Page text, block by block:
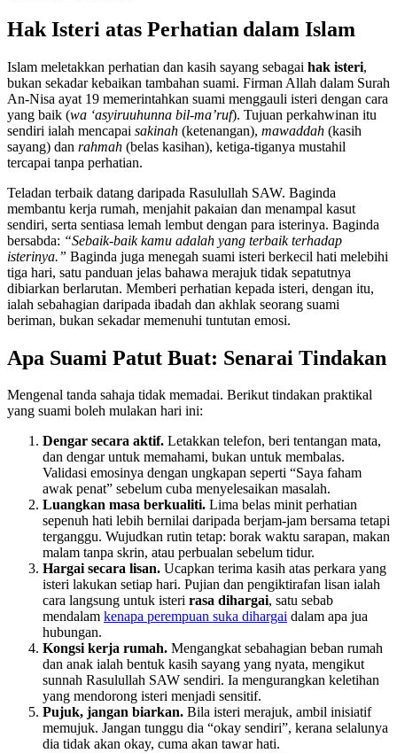
Hak Isteri atas Perhatian dalam Islam
Islam meletakkan perhatian dan kasih sayang sebagai hak isteri,
bukan sekadar kebaikan tambahan suami. Firman Allah dalam Surah
An-Nisa ayat 19 memerintahkan suami menggauli isteri dengan cara
yang baik (wa ‘asyiruuhunna bil-ma’ruf). Tujuan perkahwinan itu
sendiri ialah mencapai sakinah (ketenangan), mawaddah (kasih
sayang) dan rahmah (belas kasihan), ketiga-tiganya mustahil
tercapai tanpa perhatian.
Teladan terbaik datang daripada Rasulullah SAW. Baginda
membantu kerja rumah, menjahit pakaian dan menampal kasut
sendiri, serta sentiasa lemah lembut dengan para isterinya. Baginda
bersabda: “Sebaik-baik kamu adalah yang terbaik terhadap
isterinya.” Baginda juga menegah suami isteri berkecil hati melebihi
tiga hari, satu panduan jelas bahawa merajuk tidak sepatutnya
dibiarkan berlarutan. Memberi perhatian kepada isteri, dengan itu,
ialah sebahagian daripada ibadah dan akhlak seorang suami
beriman, bukan sekadar memenuhi tuntutan emosi.
Apa Suami Patut Buat: Senarai Tindakan
Mengenal tanda sahaja tidak memadai. Berikut tindakan praktikal
yang suami boleh mulakan hari ini:
Dengar secara aktif. Letakkan telefon, beri tentangan mata,
dan dengar untuk memahami, bukan untuk membalas.
Validasi emosinya dengan ungkapan seperti “Saya faham
awak penat” sebelum cuba menyelesaikan masalah.
Luangkan masa berkualiti. Lima belas minit perhatian
sepenuh hati lebih bernilai daripada berjam-jam bersama tetapi
terganggu. Wujudkan rutin tetap: borak waktu sarapan, makan
malam tanpa skrin, atau perbualan sebelum tidur.
Hargai secara lisan. Ucapkan terima kasih atas perkara yang
isteri lakukan setiap hari. Pujian dan pengiktirafan lisan ialah
cara langsung untuk isteri rasa dihargai, satu sebab
mendalam kenapa perempuan suka dihargai dalam apa jua
hubungan.
Kongsi kerja rumah. Mengangkat sebahagian beban rumah
dan anak ialah bentuk kasih sayang yang nyata, mengikut
sunnah Rasulullah SAW sendiri. Ia mengurangkan keletihan
yang mendorong isteri menjadi sensitif.
Pujuk, jangan biarkan. Bila isteri merajuk, ambil inisiatif
memujuk. Jangan tunggu dia “okay sendiri”, kerana selalunya
dia tidak akan okay, cuma akan tawar hati.